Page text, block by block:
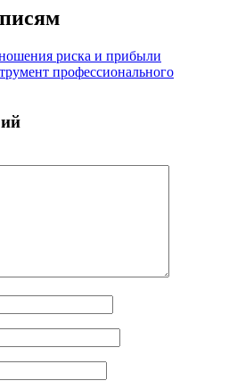
риска и прибыли
профессионального